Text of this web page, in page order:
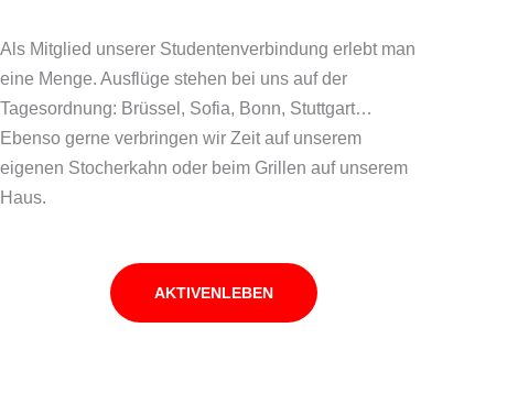
Als Mitglied unserer Studentenverbindung erlebt man
eine Menge. Ausflüge stehen bei uns auf der
Tagesordnung: Brüssel, Sofia, Bonn, Stuttgart…
Ebenso gerne verbringen wir Zeit auf unserem
eigenen Stocherkahn oder beim Grillen auf unserem
Haus.
AKTIVENLEBEN